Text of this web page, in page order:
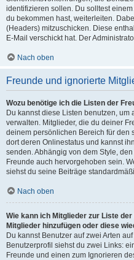
identifizieren sollen. Du solltest
du bekommen hast, weiterleiten.
(Headers) mitzuschicken. Diese
E-Mail verschickt hat. Der
Nach oben
Freunde und ignorierte
Wozu benötige ich die Listen der
Du kannst diese Listen benutzen,
verwalten. Mitglieder, die du deiner
deinem persönlichen Bereich für den
dort deren Onlinestatus und kannst
senden. Abhängig von dem Style,
Freunde auch hervorgehoben sein.
siehst du seine Beiträge
Nach oben
Wie kann ich Mitglieder zur Liste
Mitglieder hinzufügen oder diese
Du kannst Benutzer auf zwei Arten
Benutzerprofil siehst du zwei Links:
Freunde und einen zum Ignorieren